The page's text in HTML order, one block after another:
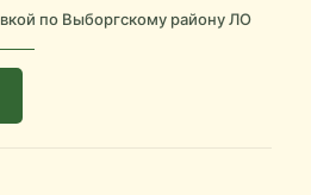
по Выборгскому району ЛО